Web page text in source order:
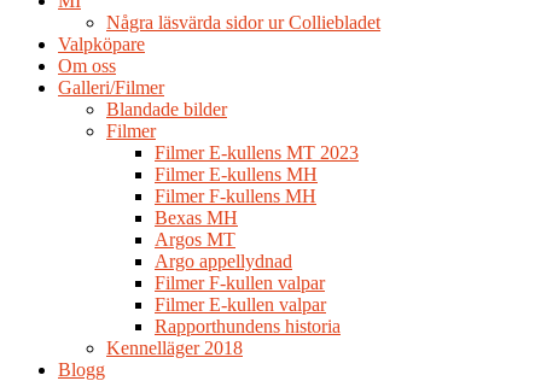
Några läsvärda sidor ur Colliebladet
Valpköpare
Om oss
Galleri/Filmer
Blandade bilder
Filmer
Filmer E-kullens MT 2023
Filmer E-kullens MH
Filmer F-kullens MH
Bexas MH
Argos MT
Argo appellydnad
Filmer F-kullen valpar
Filmer E-kullen valpar
Rapporthundens historia
Kennelläger 2018
Blogg